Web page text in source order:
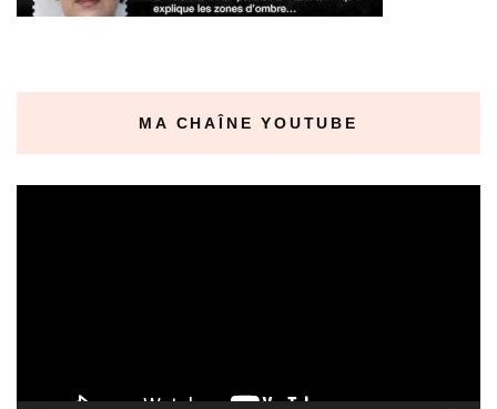
MA CHAÎNE YOUTUBE